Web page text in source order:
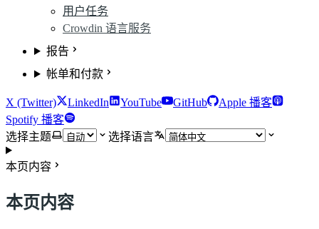
用户任务
Crowdin 语言服务
报告
帐单和付款
X (Twitter) LinkedIn YouTube GitHub
Apple 播客
Spotify 播客
选择主题
选择语言
本页内容
本页内容